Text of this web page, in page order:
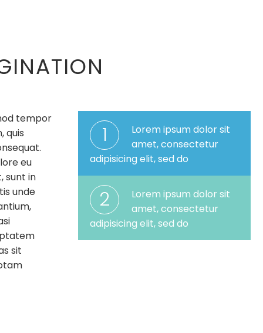
tempor
quis
eu
sunt in
unde
sit
1
Lorem ipsum dolor sit
amet, consectetur
adipisicing elit, sed do
2
Lorem ipsum dolor sit
amet, consectetur
adipisicing elit, sed do